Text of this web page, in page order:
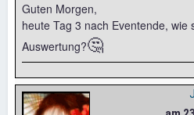
Guten Morgen,
heute Tag 3 nach Eventende, wie
Auswertung?🤔